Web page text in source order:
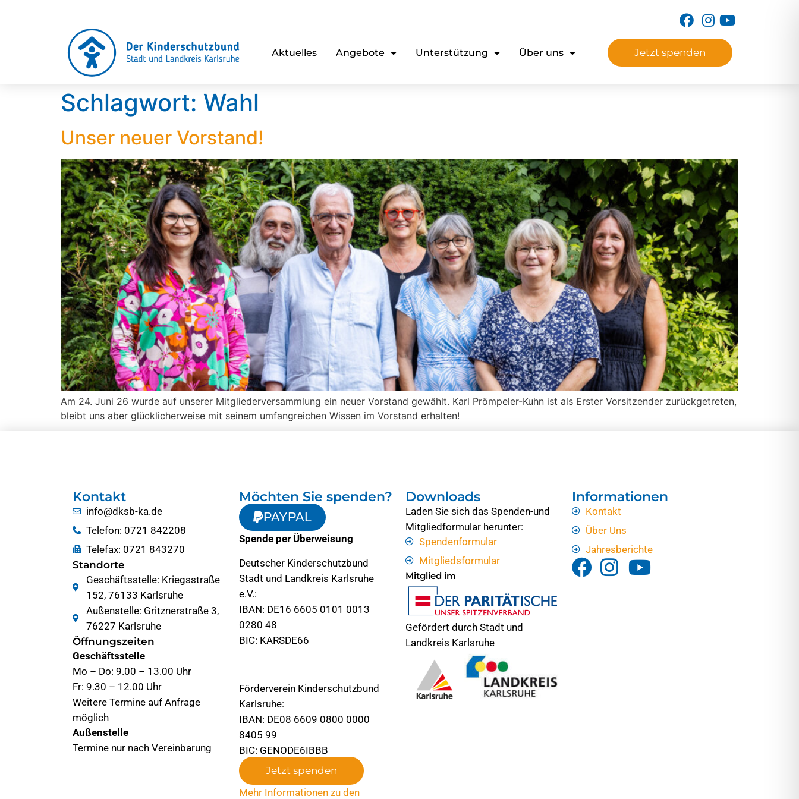
Aktuelles Angebote Unterstützung Über uns Jetzt spenden
Schlagwort: Wahl
Unser neuer Vorstand!
Am 24. Juni 26 wurde auf unserer Mitgliederversammlung ein neuer Vorstand gewählt. Karl Prömpeler-Kuhn ist als Erster Vorsitzender zurückgetreten,
bleibt uns aber glücklicherweise mit seinem umfangreichen Wissen im Vorstand erhalten!
Kontakt
info@dksb-ka.de
Telefon: 0721 842208
Telefax: 0721 843270
Standorte
Geschäftsstelle: Kriegsstraße
152, 76133 Karlsruhe
Außenstelle: Gritznerstraße 3,
76227 Karlsruhe
Öffnungszeiten
Geschäftsstelle
Mo – Do: 9.00 – 13.00 Uhr
Fr: 9.30 – 12.00 Uhr
Weitere Termine auf Anfrage
möglich
Außenstelle
Termine nur nach Vereinbarung
Möchten Sie spenden?
PAYPAL
Spende per Überweisung
Deutscher Kinderschutzbund
Stadt und Landkreis Karlsruhe
e.V.:
IBAN: DE16 6605 0101 0013
0280 48
BIC: KARSDE66
Förderverein Kinderschutzbund
Karlsruhe:
IBAN: DE08 6609 0800 0000
8405 99
BIC: GENODE6IBBB
Jetzt spenden
Mehr Informationen zu den
Downloads
Laden Sie sich das Spenden-und
Mitgliedformular herunter:
Spendenformular
Mitgliedsformular
Mitglied im
Gefördert durch Stadt und
Landkreis Karlsruhe
Informationen
Kontakt
Über Uns
Jahresberichte